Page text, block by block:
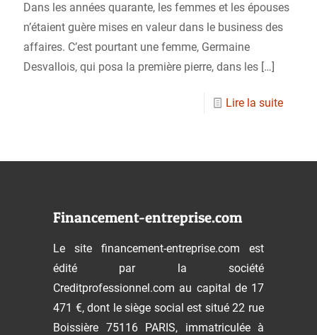
Dans les années quarante, les femmes et les épouses
n’étaient guère mises en valeur dans le business des
affaires. C’est pourtant une femme, Germaine
Desvallois, qui posa la première pierre, dans les […]
Lire la suite
Financement-entreprise.com
Le site financement-entreprise.com est
édité par la société
Creditprofessionnel.com au capital de 17
471 €, dont le siège social est situé 22 rue
Boissière 75116 PARIS, immatriculée à